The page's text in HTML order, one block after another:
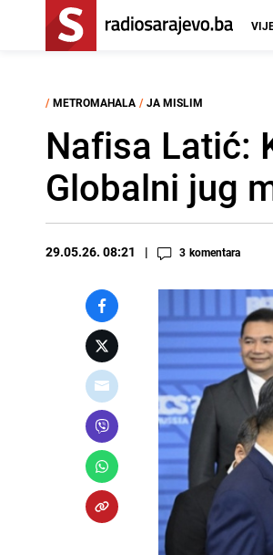
/ METROMAHALA / JA MISLIM
Nafisa Latić:
Globalni jug
29.05.26. 08:21 3 komentara